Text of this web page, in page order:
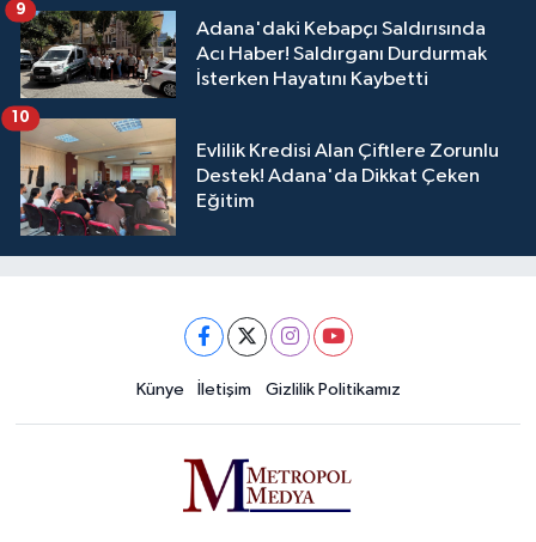
Adana'daki Kebapçı Saldırısında
Acı Haber! Saldırganı Durdurmak
İsterken Hayatını Kaybetti
9
Evlilik Kredisi Alan Çiftlere Zorunlu
Destek! Adana'da Dikkat Çeken
Eğitim
10
Künye İletişim Gizlilik Politikamız